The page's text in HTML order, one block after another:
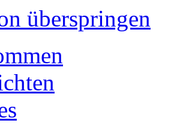
überspringen